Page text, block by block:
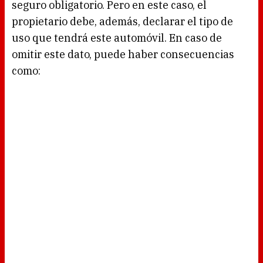
seguro obligatorio. Pero en este caso, el
propietario debe, además, declarar el tipo de
uso que tendrá este automóvil. En caso de
omitir este dato, puede haber consecuencias
como: